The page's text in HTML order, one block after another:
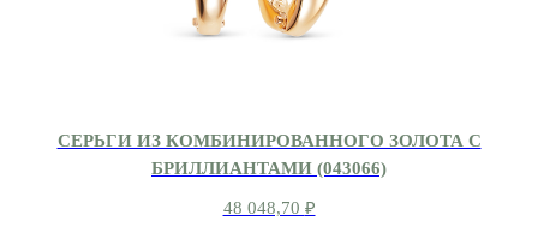
СЕРЬГИ ИЗ КОМБИНИРОВАННОГО ЗОЛОТА С
БРИЛЛИАНТАМИ (043066)
48 048,70 ₽